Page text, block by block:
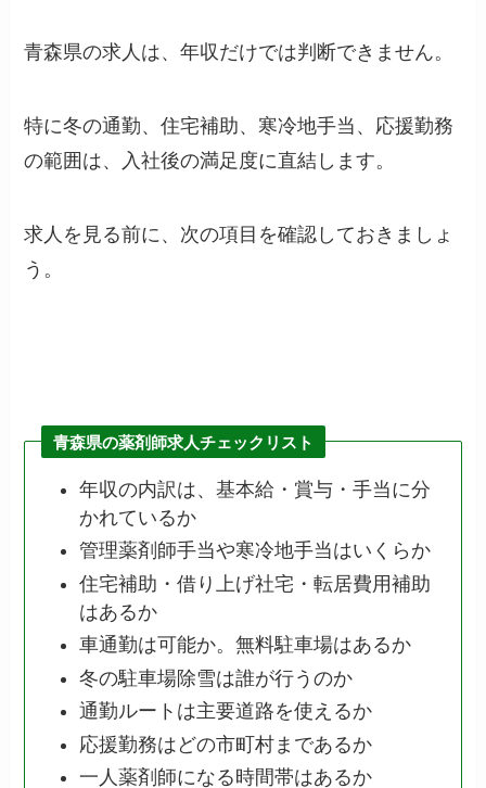
青森県の求人は、年収だけでは判断できません。
特に冬の通勤、住宅補助、寒冷地手当、応援勤務
の範囲は、入社後の満足度に直結します。
求人を見る前に、次の項目を確認しておきましょ
う。
青森県の薬剤師求人チェックリスト
年収の内訳は、基本給・賞与・手当に分
かれているか
管理薬剤師手当や寒冷地手当はいくらか
住宅補助・借り上げ社宅・転居費用補助
はあるか
車通勤は可能か。無料駐車場はあるか
冬の駐車場除雪は誰が行うのか
通勤ルートは主要道路を使えるか
応援勤務はどの市町村まであるか
一人薬剤師になる時間帯はあるか